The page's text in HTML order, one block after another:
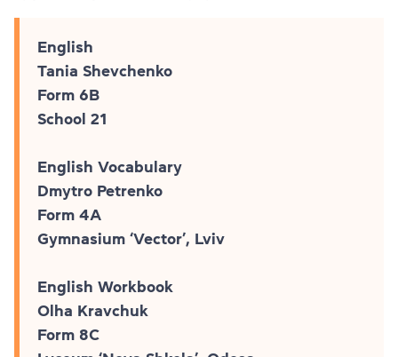
English
Tania Shevchenko
Form 6B
School 21
English Vocabulary
Dmytro Petrenko
Form 4A
Gymnasium ‘Vector’, Lviv
English Workbook
Olha Kravchuk
Form 8C